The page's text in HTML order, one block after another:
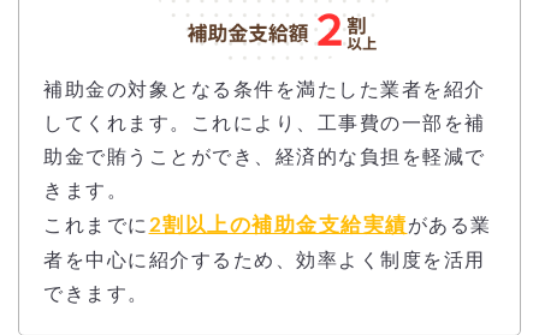
補助金の対象となる条件を満たした業者を紹介
してくれます。これにより、工事費の一部を補
助金で賄うことができ、経済的な負担を軽減で
きます。
これまでに 2割以上の補助金支給実績がある業
者を中心に紹介するため、効率よく制度を活用
できます。